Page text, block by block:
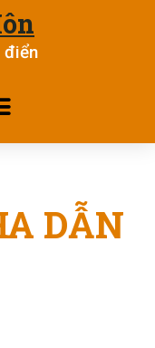
điển
DẪN